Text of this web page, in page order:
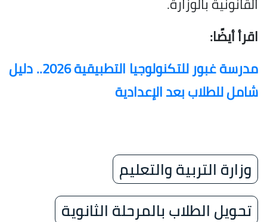
اقرأ أيضًا:
مدرسة غبور للتكنولوجيا التطبيقية 2026.. دليل
شامل للطلاب بعد الإعدادية
وزارة التربية والتعليم
تحويل الطلاب بالمرحلة الثانوية